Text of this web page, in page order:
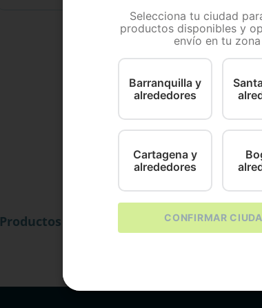
OOPS!
Productos
Selecciona tu ciudad
productos disponibles y
envío en tu zona
Barranquilla y
alrededores
Cartagena y
alrededores
CONFIRMAR